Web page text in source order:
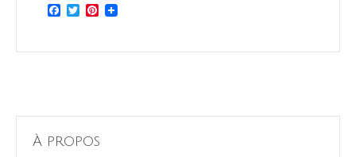
Facebook
TwitterPinterest
À propos